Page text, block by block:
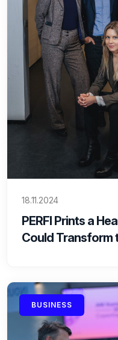
18.11.2024
PERFI Prints a
Could Transform
BUSINESS